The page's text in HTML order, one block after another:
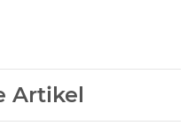
Artikel